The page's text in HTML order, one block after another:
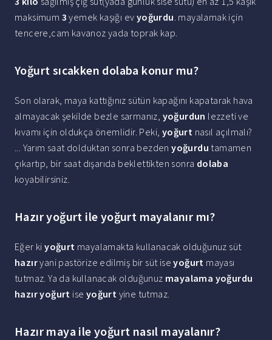
maksimum 3 yemek kaşığı ev yoğurdu. mayalamak için
tencere,cam kavanoz yada toprak kap.
Yoğurt sıcakken dolaba konur mu?
Son olarak, maya kattığınız sütün kapağını kapatarak hava
almayacak şekilde bezle sarmanız, yoğurdun lezzeti ve
kıvamı için oldukça önemlidir. Peki, yoğurt nasıl açılmalı?
... Yarım saat dolduktan sonra bezdenyoğurdu tamamen
çıkartıp, bir saat dışarıda beklettikten sonra dolaba
koyabilirsiniz.
Hazır yoğurt ile yoğurt mayalanır mı?
Eğer kiyoğurt mayalamakta kullanacak olduğunuz süt
hazıryani pastörize edilmiş bir süt iseyoğurt mayası
tutmaz. Ya da kullanacak olduğunuz mayalama yoğurdu
hazır yoğurt ise yoğurt yine tutmaz.
Hazır maya ile yoğurt nasıl mayalanır?